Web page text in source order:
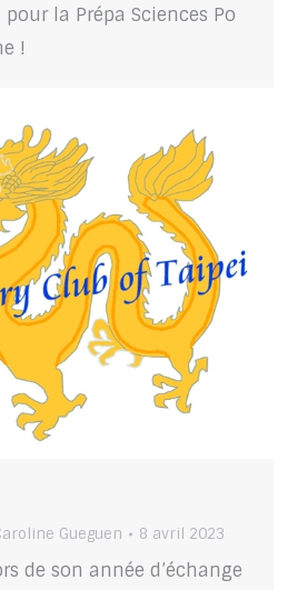
la Prépa Sciences Po
!
Gueguen 8 avril 2023
de son année d’échange